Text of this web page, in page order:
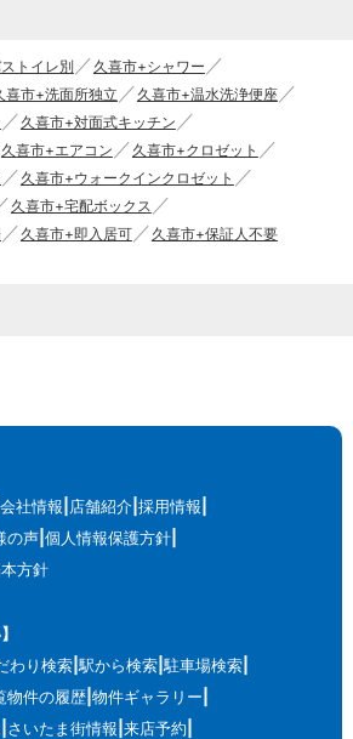
トイレ別
久喜市+シャワー
喜市+洗面所独立
久喜市+温水洗浄便座
久喜市+対面式キッチン
久喜市+エアコン
久喜市+クロゼット
久喜市+ウォークインクロゼット
久喜市+宅配ボックス
久喜市+即入居可 久喜市+保証人不要
会社情報 店舗紹介 採用情報
の声 個人情報保護方針
方針
わり検索 駅から検索 駐車場検索
物件の履歴 物件ギャラリー
さいたま街情報 来店予約